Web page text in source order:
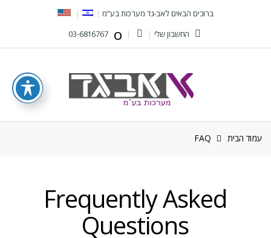
ברוכים הבאים לאב-גד מערכות בע”מ
החשבון שלי
03-6816767
עמוד הבית FAQ
Frequently Asked
Questions